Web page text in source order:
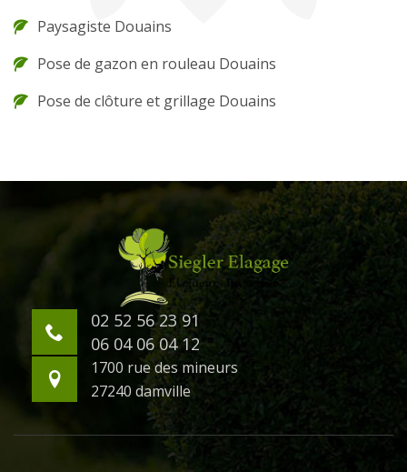
Paysagiste Douains
Pose de gazon en rouleau Douains
Pose de clôture et grillage Douains
02 52 56 23 91
06 04 06 04 12
1700 rue des mineurs
27240 damville